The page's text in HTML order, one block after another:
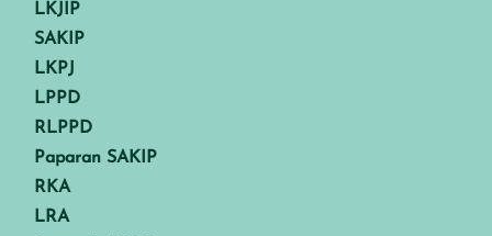
LKJIP
SAKIP
LKPJ
LPPD
RLPPD
Paparan SAKIP
RKA
LRA